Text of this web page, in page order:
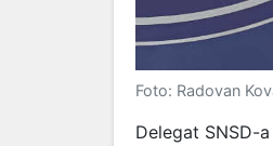
Foto: Radovan
Delegat SNSD-